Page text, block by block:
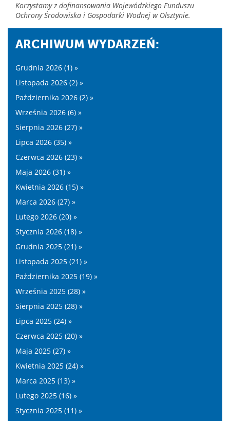
Korzystamy z dofinansowania Wojewódzkiego Funduszu
Ochrony Środowiska i Gospodarki Wodnej w Olsztynie.
ARCHIWUM WYDARZEŃ:
Grudnia 2026 (1) »
Listopada 2026 (2) »
Października 2026 (2) »
Września 2026 (6) »
Sierpnia 2026 (27) »
Lipca 2026 (35) »
Czerwca 2026 (23) »
Maja 2026 (31) »
Kwietnia 2026 (15) »
Marca 2026 (27) »
Lutego 2026 (20) »
Stycznia 2026 (18) »
Grudnia 2025 (21) »
Listopada 2025 (21) »
Października 2025 (19) »
Września 2025 (28) »
Sierpnia 2025 (28) »
Lipca 2025 (24) »
Czerwca 2025 (20) »
Maja 2025 (27) »
Kwietnia 2025 (24) »
Marca 2025 (13) »
Lutego 2025 (16) »
Stycznia 2025 (11) »